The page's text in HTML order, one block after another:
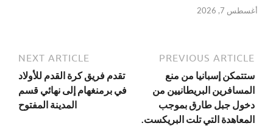
أغسطس 7, 2026
PREVIOUS ARTICLE
ستتمكن إسبانيا من منع
المسافرين البريطانيين من
دخول جبل طارق بموجب
المعاهدة التي تلت البريكست.
NEXT ARTICLE
تقدم فريق كرة القدم للأولاد
في برمنغهام إلى نهائي قسم
المدينة المفتوح